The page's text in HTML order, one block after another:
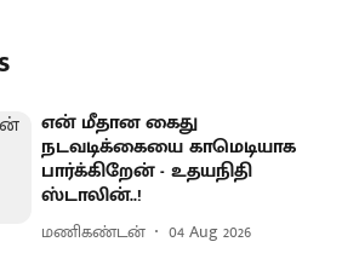
என் மீதான கைது
நடவடிக்கையை காமெடியாக
பார்க்கிறேன் - உதயநிதி
ஸ்டாலின்..!
மணிகண்டன் 04 Aug 2026